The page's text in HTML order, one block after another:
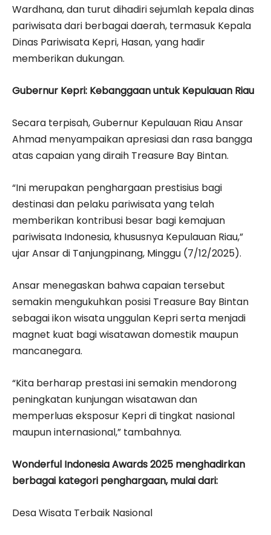
Wardhana, dan turut dihadiri sejumlah kepala dinas
pariwisata dari berbagai daerah, termasuk Kepala
Dinas Pariwisata Kepri, Hasan, yang hadir
memberikan dukungan.
Gubernur Kepri: Kebanggaan untuk Kepulauan Riau
Secara terpisah, Gubernur Kepulauan Riau Ansar
Ahmad menyampaikan apresiasi dan rasa bangga
atas capaian yang diraih Treasure Bay Bintan.
“Ini merupakan penghargaan prestisius bagi
destinasi dan pelaku pariwisata yang telah
memberikan kontribusi besar bagi kemajuan
pariwisata Indonesia, khususnya Kepulauan Riau,”
ujar Ansar di Tanjungpinang, Minggu (7/12/2025).
Ansar menegaskan bahwa capaian tersebut
semakin mengukuhkan posisi Treasure Bay Bintan
sebagai ikon wisata unggulan Kepri serta menjadi
magnet kuat bagi wisatawan domestik maupun
mancanegara.
“Kita berharap prestasi ini semakin mendorong
peningkatan kunjungan wisatawan dan
memperluas eksposur Kepri di tingkat nasional
maupun internasional,” tambahnya.
Wonderful Indonesia Awards 2025 menghadirkan
berbagai kategori penghargaan, mulai dari:
Desa Wisata Terbaik Nasional